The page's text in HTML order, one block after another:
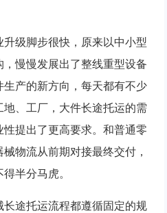
级脚步很快，原来以中小型
慢慢发展出了整线重型设备
产的新方向，每天都有不少
、工厂，大件长途托运的需
提出了更高要求。和普通零
物流从前期对接最终交付，
半分马虎。
途托运流程都遵循固定的规